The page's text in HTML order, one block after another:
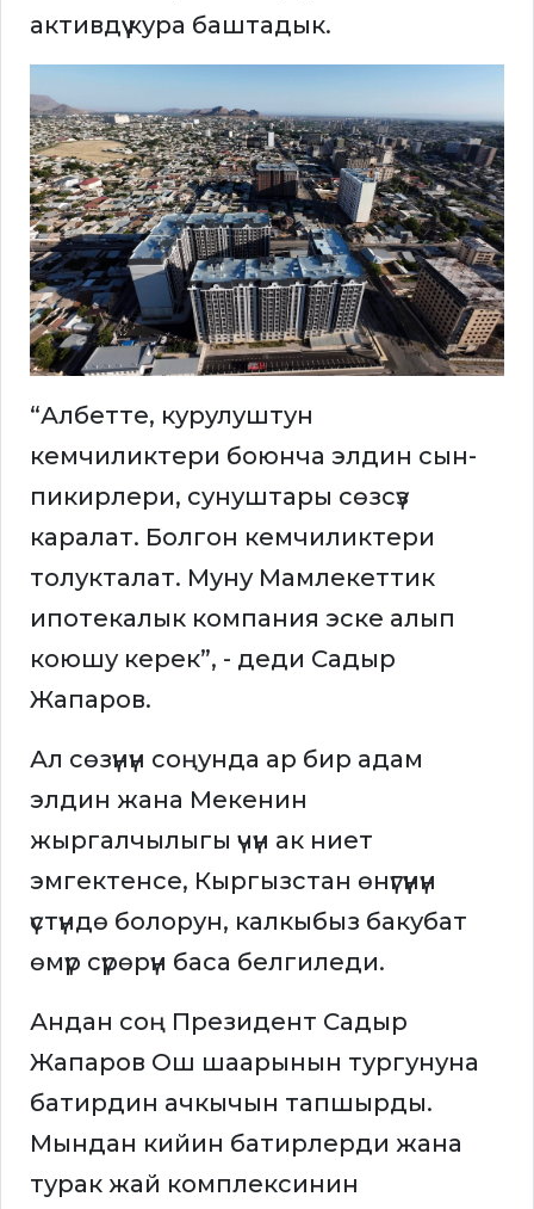
активдүү кура баштадык.
“Албетте, курулуштун
кемчиликтери боюнча элдин сын-
пикирлери, сунуштары сөзсүз
каралат. Болгон кемчиликтери
толукталат. Муну Мамлекеттик
ипотекалык компания эске алып
коюшу керек”, - деди Садыр
Жапаров.
Ал сөзүнүн соңунда ар бир адам
элдин жана Мекенин
жыргалчылыгы үчүн ак ниет
эмгектенсе, Кыргызстан өнүгүүнүн
үстүндө болорун, калкыбыз бакубат
өмүр сүрөрүн баса белгиледи.
Андан соң Президент Садыр
Жапаров Ош шаарынын тургунуна
батирдин ачкычын тапшырды.
Мындан кийин батирлерди жана
турак жай комплексинин